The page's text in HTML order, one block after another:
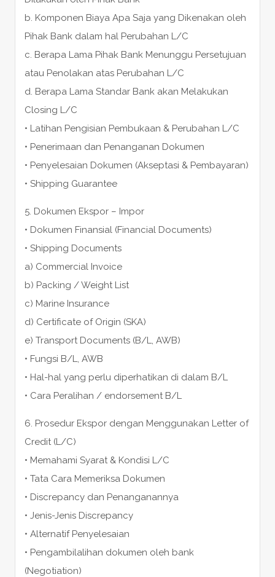
b. Komponen Biaya Apa Saja yang Dikenakan oleh
Pihak Bank dalam hal Perubahan L/C
c. Berapa Lama Pihak Bank Menunggu Persetujuan
atau Penolakan atas Perubahan L/C
d. Berapa Lama Standar Bank akan Melakukan
Closing L/C
• Latihan Pengisian Pembukaan & Perubahan L/C
• Penerimaan dan Penanganan Dokumen
• Penyelesaian Dokumen (Akseptasi & Pembayaran)
• Shipping Guarantee
5. Dokumen Ekspor – Impor
• Dokumen Finansial (Financial Documents)
• Shipping Documents
a) Commercial Invoice
b) Packing / Weight List
c) Marine Insurance
d) Certificate of Origin (SKA)
e) Transport Documents (B/L, AWB)
• Fungsi B/L, AWB
• Hal-hal yang perlu diperhatikan di dalam B/L
• Cara Peralihan / endorsement B/L
6. Prosedur Ekspor dengan Menggunakan Letter of
Credit (L/C)
• Memahami Syarat & Kondisi L/C
• Tata Cara Memeriksa Dokumen
• Discrepancy dan Penanganannya
• Jenis-Jenis Discrepancy
• Alternatif Penyelesaian
• Pengambilalihan dokumen oleh bank
(Negotiation)